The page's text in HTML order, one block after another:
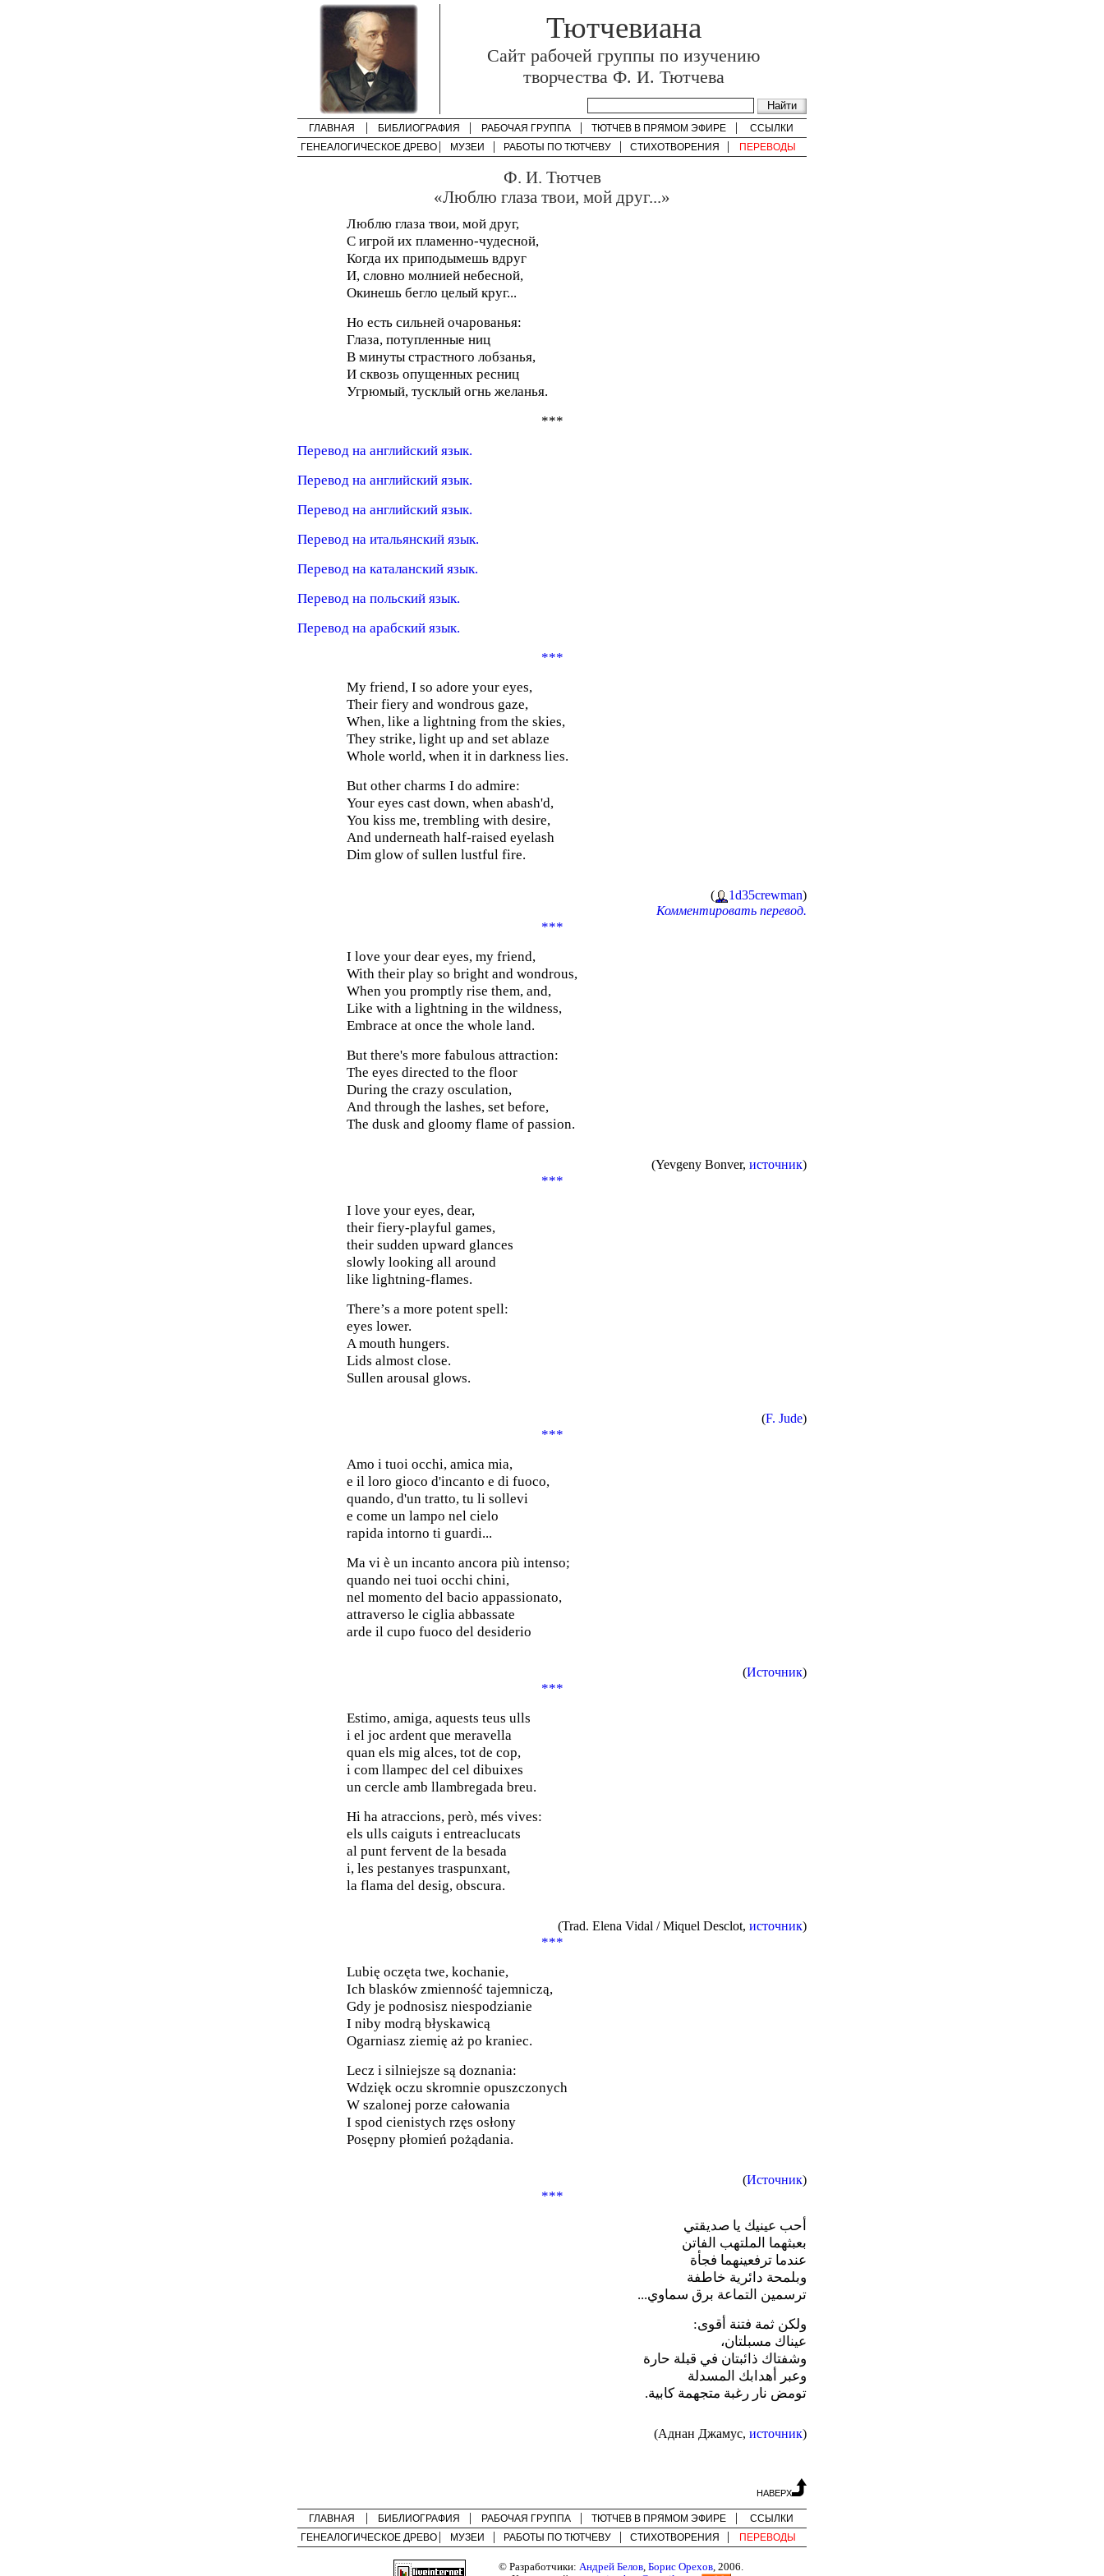
Тютчевиана
Cайт рабочей группы по изучению
творчества Ф. И. Тютчева
ГЛАВНАЯ БИБЛИОГРАФИЯ РАБОЧАЯ ГРУППА ТЮТЧЕВ В ПРЯМОМ ЭФИРЕ
ССЫЛКИ
ГЕНЕАЛОГИЧЕСКОЕ ДРЕВО
МУЗЕИ РАБОТЫ ПО ТЮТЧЕВУ СТИХОТВОРЕНИЯ ПЕРЕВОДЫ
Ф. И. Тютчев
«Люблю глаза твои, мой друг...»
Люблю глаза твои, мой друг,
С игрой их пламенно-чудесной,
Когда их приподымешь вдруг
И, словно молнией небесной,
Окинешь бегло целый круг...
Но есть сильней очарованья:
Глаза, потупленные ниц
В минуты страстного лобзанья,
И сквозь опущенных ресниц
Угрюмый, тусклый огнь желанья.
***
Перевод на английский язык.
Перевод на английский язык.
Перевод на английский язык.
Перевод на итальянский язык.
Перевод на каталанский язык.
Перевод на польский язык.
Перевод на арабский язык.
***
My friend, I so adore your eyes,
Their fiery and wondrous gaze,
When, like a lightning from the skies,
They strike, light up and set ablaze
Whole world, when it in darkness lies.
But other charms I do admire:
Your eyes cast down, when abash'd,
You kiss me, trembling with desire,
And underneath half-raised eyelash
Dim glow of sullen lustful fire.
( 1d35crewman)
Комментировать перевод.
***
I love your dear eyes, my friend,
With their play so bright and wondrous,
When you promptly rise them, and,
Like with a lightning in the wildness,
Embrace at once the whole land.
But there's more fabulous attraction:
The eyes directed to the floor
During the crazy osculation,
And through the lashes, set before,
The dusk and gloomy flame of passion.
(Yevgeny Bonver, источник)
***
I love your eyes, dear,
their fiery-playful games,
their sudden upward glances
slowly looking all around
like lightning-flames.
There’s a more potent spell:
eyes lower.
A mouth hungers.
Lids almost close.
Sullen arousal glows.
(F. Jude)
***
Amo i tuoi occhi, amica mia,
e il loro gioco d'incanto e di fuoco,
quando, d'un tratto, tu li sollevi
e come un lampo nel cielo
rapida intorno ti guardi...
Ma vi è un incanto ancora più intenso;
quando nei tuoi occhi chini,
nel momento del bacio appassionato,
attraverso le ciglia abbassate
arde il cupo fuoco del desiderio
(Источник)
***
Estimo, amiga, aquests teus ulls
i el joc ardent que meravella
quan els mig alces, tot de cop,
i com llampec del cel dibuixes
un cercle amb llambregada breu.
Hi ha atraccions, però, més vives:
els ulls caiguts i entreaclucats
al punt fervent de la besada
i, les pestanyes traspunxant,
la flama del desig, obscura.
(Trad. Elena Vidal / Miquel Desclot, источник)
***
Lubię oczęta twe, kochanie,
Ich blasków zmienność tajemniczą,
Gdy je podnosisz niespodzianie
I niby modrą błyskawicą
Ogarniasz ziemię aż po kraniec.
Lecz i silniejsze są doznania:
Wdzięk oczu skromnie opuszczonych
W szalonej porze całowania
I spod cienistych rzęs osłony
Posępny płomień pożądania.
(Источник)
***
أحب عينيك يا صديقتي‏
بعبثهما الملتهب الفاتن‏
عندما ترفعينهما فجأة‏
وبلمحة دائرية خاطفة‏
ترسمين التماعة برق سماوي...‏
ولكن ثمة فتنة أقوى:‏
عيناك مسبلتان،‏
وشفتاك ذائبتان في قبلة حارة‏
وعبر أهدابك المسدلة‏
تومض نار رغبة متجهمة كابية.‏
(Аднан Джамус, источник)
НАВЕРХ
ГЛАВНАЯ БИБЛИОГРАФИЯ РАБОЧАЯ ГРУППА ТЮТЧЕВ В ПРЯМОМ ЭФИРЕ
ССЫЛКИ
ГЕНЕАЛОГИЧЕСКОЕ ДРЕВО
МУЗЕИ РАБОТЫ ПО ТЮТЧЕВУ СТИХОТВОРЕНИЯ ПЕРЕВОДЫ
© Разработчики: Андрей Белов, Борис Орехов, 2006.